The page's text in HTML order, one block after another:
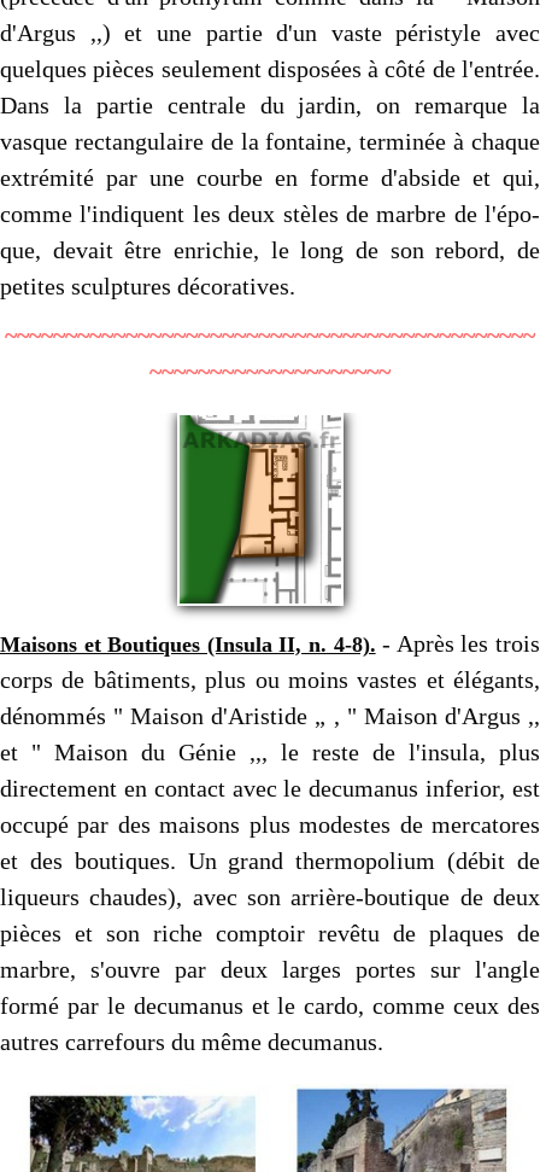
d'Ar­gus ,,) et une partie d'un vaste péristyle avec
quelques pièces seulement disposées à côté de l'entrée.
Dans la partie centrale du jardin, on remarque la
vasque rectangulaire de la fontaine, terminée à chaque
extrémité par une courbe en forme d'abside et qui,
comme l'indiquent les deux stèles de marbre de l'épo­
que, devait être enrichie, le long de son rebord, de
petites sculp­tures décoratives.
~~~~~~~~~~~~~~~~~~~~~~~~~~~~~~~~~~~~~~~~~~~~
~~~~~~~~~~~~~~~~~~~~
Maisons et Boutiques (Insula II, n. 4-8). - Après les trois
corps de bâtiments, plus ou moins vastes et élégants,
dénommés " Maison d'Aristide „ , " Maison d'Argus ,,
et " Maison du Génie ,,, le reste de l'insula, plus
directement en contact avec le decumanus inferior, est
occupé par des maisons plus mo­destes de mercatores
et des boutiques. Un grand thermopolium (débit de
liqueurs chaudes), avec son arrière-boutique de deux
pièces et son riche comptoir revêtu de plaques de
marbre, s'ouvre par deux larges portes sur l'angle
formé par le decu­manus et le cardo, comme ceux des
autres carrefours du même decumanus.